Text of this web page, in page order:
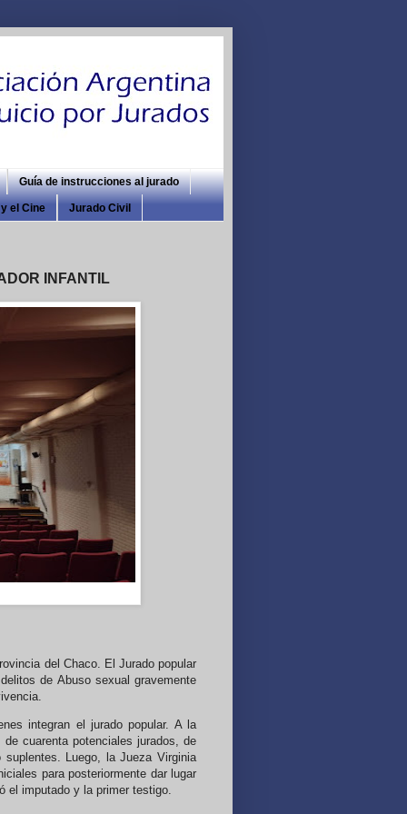
Guía de instrucciones al jurado
el Cine Jurado Civil
INFANTIL
del Chaco. El Jurado popular
de Abuso sexual gravemente
integran el jurado popular. A la
cuarenta potenciales jurados, de
Luego, la Jueza Virginia
para posteriormente dar lugar
el imputado y la primer testigo.